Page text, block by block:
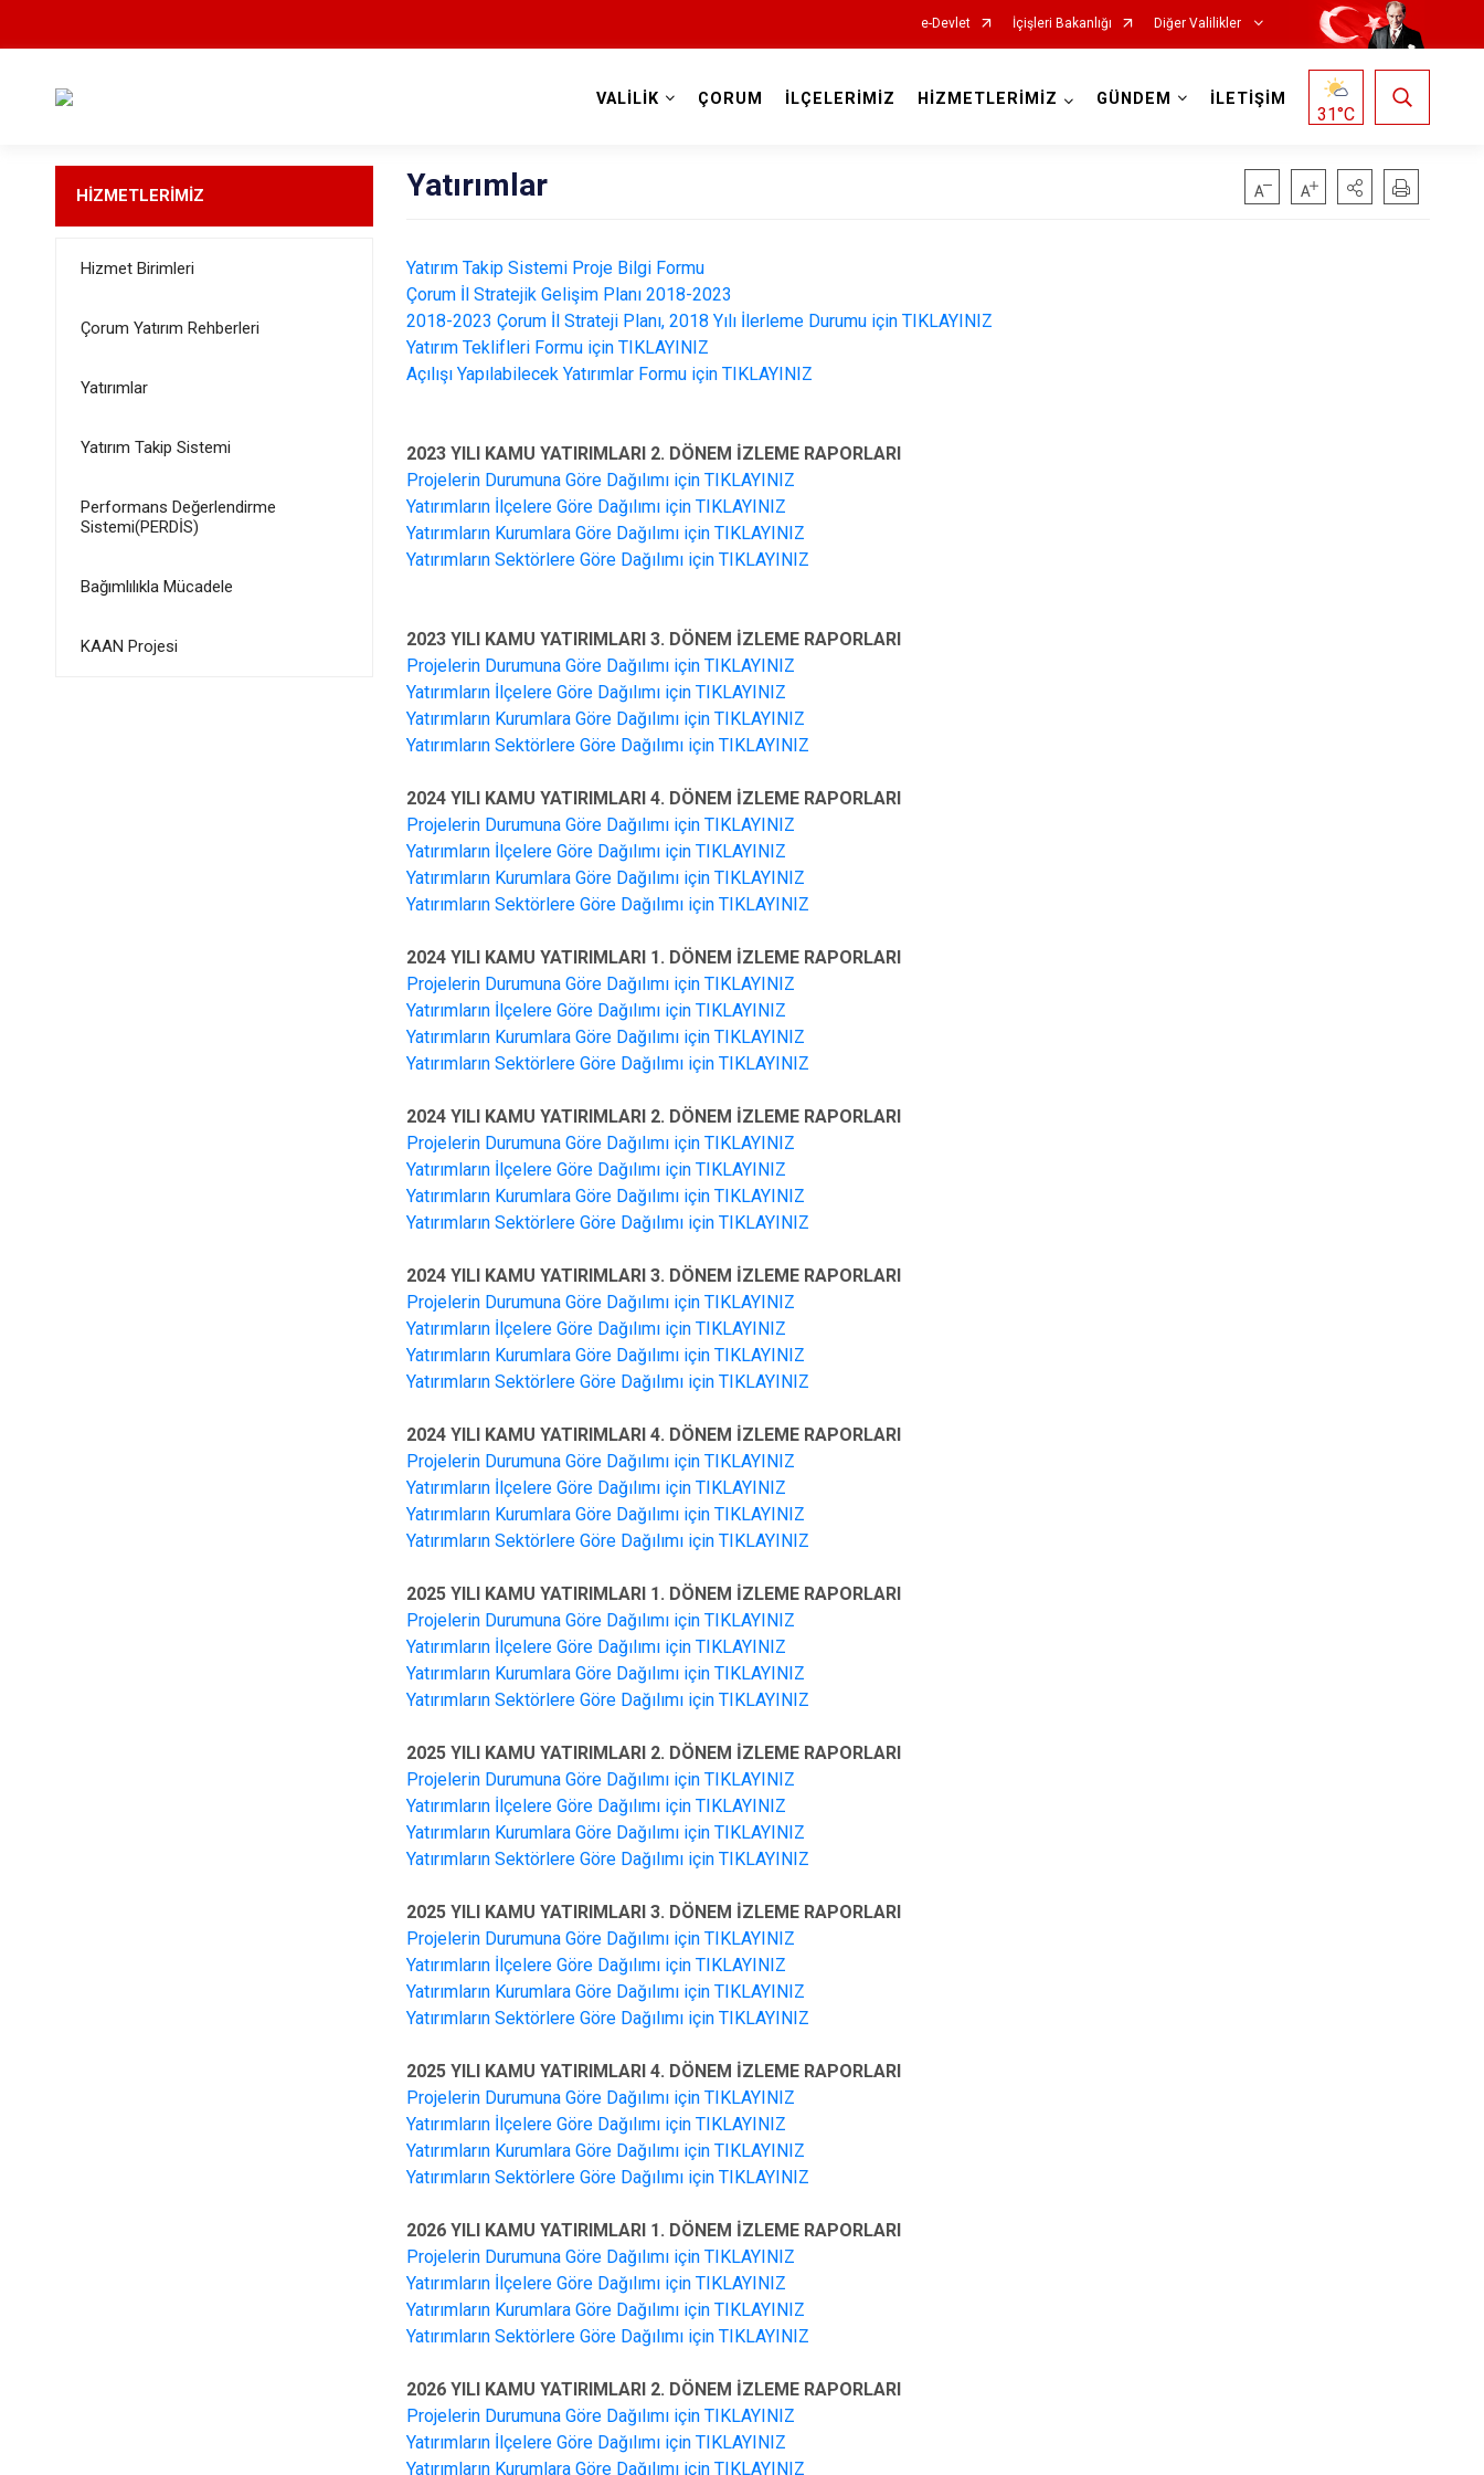
e-Devlet İçişleri Bakanlığı Diğer Valilikler
VALİLİK ÇORUM İLÇELERİMİZ HİZMETLERİMİZ GÜNDEM İLETİŞİM
31°C
HİZMETLERİMİZ
Hizmet Birimleri
Çorum Yatırım Rehberleri
Yatırımlar
Yatırım Takip Sistemi
Performans Değerlendirme
Sistemi(PERDİS)
Bağımlılıkla Mücadele
KAAN Projesi
Yatırımlar
Yatırım Takip Sistemi Proje Bilgi Formu
Çorum İl Stratejik Gelişim Planı 2018-2023
2018-2023 Çorum İl Strateji Planı, 2018 Yılı İlerleme Durumu için TIKLAYINIZ
Yatırım Teklifleri Formu için TIKLAYINIZ
Açılışı Yapılabilecek Yatırımlar Formu için TIKLAYINIZ
2023 YILI KAMU YATIRIMLARI 2. DÖNEM İZLEME RAPORLARI
Projelerin Durumuna Göre Dağılımı için TIKLAYINIZ
Yatırımların İlçelere Göre Dağılımı için TIKLAYINIZ
Yatırımların Kurumlara Göre Dağılımı için TIKLAYINIZ
Yatırımların Sektörlere Göre Dağılımı için TIKLAYINIZ
2023 YILI KAMU YATIRIMLARI 3. DÖNEM İZLEME RAPORLARI
Projelerin Durumuna Göre Dağılımı için TIKLAYINIZ
Yatırımların İlçelere Göre Dağılımı için TIKLAYINIZ
Yatırımların Kurumlara Göre Dağılımı için TIKLAYINIZ
Yatırımların Sektörlere Göre Dağılımı için TIKLAYINIZ
2024 YILI KAMU YATIRIMLARI 4. DÖNEM İZLEME RAPORLARI
Projelerin Durumuna Göre Dağılımı için TIKLAYINIZ
Yatırımların İlçelere Göre Dağılımı için TIKLAYINIZ
Yatırımların Kurumlara Göre Dağılımı için TIKLAYINIZ
Yatırımların Sektörlere Göre Dağılımı için TIKLAYINIZ
2024 YILI KAMU YATIRIMLARI 1. DÖNEM İZLEME RAPORLARI
Projelerin Durumuna Göre Dağılımı için TIKLAYINIZ
Yatırımların İlçelere Göre Dağılımı için TIKLAYINIZ
Yatırımların Kurumlara Göre Dağılımı için TIKLAYINIZ
Yatırımların Sektörlere Göre Dağılımı için TIKLAYINIZ
2024 YILI KAMU YATIRIMLARI 2. DÖNEM İZLEME RAPORLARI
Projelerin Durumuna Göre Dağılımı için TIKLAYINIZ
Yatırımların İlçelere Göre Dağılımı için TIKLAYINIZ
Yatırımların Kurumlara Göre Dağılımı için TIKLAYINIZ
Yatırımların Sektörlere Göre Dağılımı için TIKLAYINIZ
2024 YILI KAMU YATIRIMLARI 3. DÖNEM İZLEME RAPORLARI
Projelerin Durumuna Göre Dağılımı için TIKLAYINIZ
Yatırımların İlçelere Göre Dağılımı için TIKLAYINIZ
Yatırımların Kurumlara Göre Dağılımı için TIKLAYINIZ
Yatırımların Sektörlere Göre Dağılımı için TIKLAYINIZ
2024 YILI KAMU YATIRIMLARI 4. DÖNEM İZLEME RAPORLARI
Projelerin Durumuna Göre Dağılımı için TIKLAYINIZ
Yatırımların İlçelere Göre Dağılımı için TIKLAYINIZ
Yatırımların Kurumlara Göre Dağılımı için TIKLAYINIZ
Yatırımların Sektörlere Göre Dağılımı için TIKLAYINIZ
2025 YILI KAMU YATIRIMLARI 1. DÖNEM İZLEME RAPORLARI
Projelerin Durumuna Göre Dağılımı için TIKLAYINIZ
Yatırımların İlçelere Göre Dağılımı için TIKLAYINIZ
Yatırımların Kurumlara Göre Dağılımı için TIKLAYINIZ
Yatırımların Sektörlere Göre Dağılımı için TIKLAYINIZ
2025 YILI KAMU YATIRIMLARI 2. DÖNEM İZLEME RAPORLARI
Projelerin Durumuna Göre Dağılımı için TIKLAYINIZ
Yatırımların İlçelere Göre Dağılımı için TIKLAYINIZ
Yatırımların Kurumlara Göre Dağılımı için TIKLAYINIZ
Yatırımların Sektörlere Göre Dağılımı için TIKLAYINIZ
2025 YILI KAMU YATIRIMLARI 3. DÖNEM İZLEME RAPORLARI
Projelerin Durumuna Göre Dağılımı için TIKLAYINIZ
Yatırımların İlçelere Göre Dağılımı için TIKLAYINIZ
Yatırımların Kurumlara Göre Dağılımı için TIKLAYINIZ
Yatırımların Sektörlere Göre Dağılımı için TIKLAYINIZ
2025 YILI KAMU YATIRIMLARI 4. DÖNEM İZLEME RAPORLARI
Projelerin Durumuna Göre Dağılımı için TIKLAYINIZ
Yatırımların İlçelere Göre Dağılımı için TIKLAYINIZ
Yatırımların Kurumlara Göre Dağılımı için TIKLAYINIZ
Yatırımların Sektörlere Göre Dağılımı için TIKLAYINIZ
2026 YILI KAMU YATIRIMLARI 1. DÖNEM İZLEME RAPORLARI
Projelerin Durumuna Göre Dağılımı için TIKLAYINIZ
Yatırımların İlçelere Göre Dağılımı için TIKLAYINIZ
Yatırımların Kurumlara Göre Dağılımı için TIKLAYINIZ
Yatırımların Sektörlere Göre Dağılımı için TIKLAYINIZ
2026 YILI KAMU YATIRIMLARI 2. DÖNEM İZLEME RAPORLARI
Projelerin Durumuna Göre Dağılımı için TIKLAYINIZ
Yatırımların İlçelere Göre Dağılımı için TIKLAYINIZ
Yatırımların Kurumlara Göre Dağılımı için TIKLAYINIZ